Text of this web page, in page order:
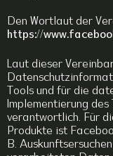
Den Wortlaut der
https://
Laut dieser
Tools und für die
Implementierung
verantwortlich. Für
Produkte ist
B.